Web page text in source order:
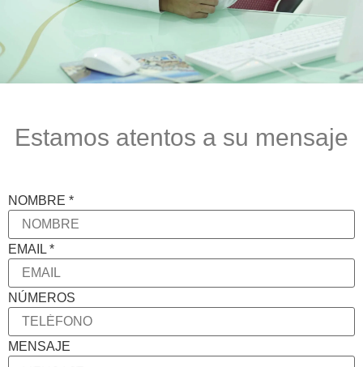
Estamos atentos a su mensaje
NOMBRE *
EMAIL*
NÚMEROS
MENSAJE